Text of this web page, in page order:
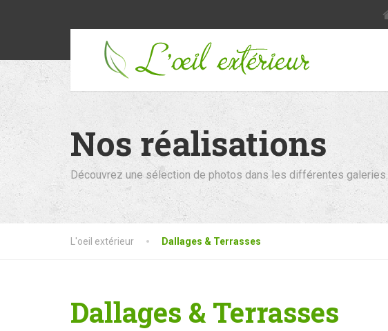
Nos réalisations
Découvrez une sélection de photos dans les différentes galeries.
L'oeil extérieur Dallages & Terrasses
Dallages & Terrasses